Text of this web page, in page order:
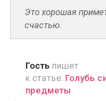
Это хорошая
счастью.
Гость пишет
к статье: Голубь
предметы